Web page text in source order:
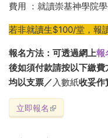
費用 ：就讀崇基神學院學
若非就讀生$100/堂，報
報名方法：可透過網上報
後如須付款請按以下繳費
均以支票／入數紙收妥作
立即報名 (link is external)